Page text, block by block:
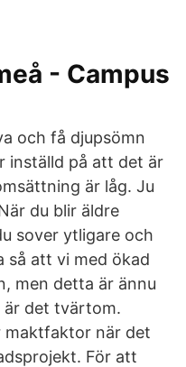
- Campus
och få djupsömn
inställd på att det är
är låg. Ju
du blir äldre
sover ytligare och
så att vi med ökad
men detta är ännu
är det tvärtom.
maktfaktor när det
För att